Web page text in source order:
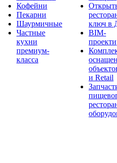
Кофейни
Пекарни
Шаурмичные
Частные
кухни
премиум-
класса
ключ в
BIM-
и Retail